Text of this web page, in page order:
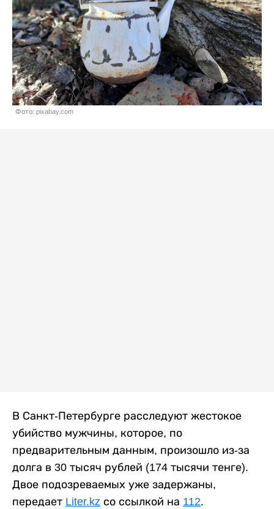
Фото: pixabay.com
В Санкт-Петербурге расследуют жестокое
убийство мужчины, которое, по
предварительным данным, произошло из-за
долга в 30 тысяч рублей (174 тысячи тенге).
Двое подозреваемых уже задержаны,
передает Liter.kz со ссылкой на 112.